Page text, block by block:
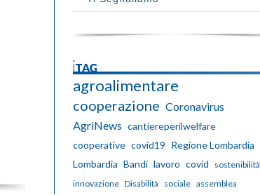
iTAG
agroalimentare
cooperazione Coronavirus
AgriNews cantiereperilwelfare
cooperative covid19 Regione Lombardia
Lombardia Bandi lavoro covid
sostenibilità
innovazione Disabilità sociale assemblea